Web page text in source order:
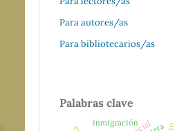
Para autores/as
Para bibliotecarios/as
Palabras clave
inmigración